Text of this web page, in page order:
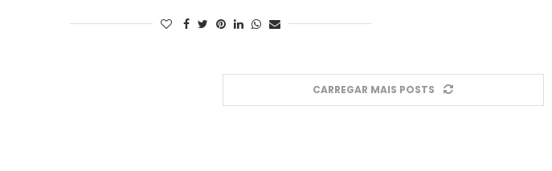
CARREGAR MAIS POSTS